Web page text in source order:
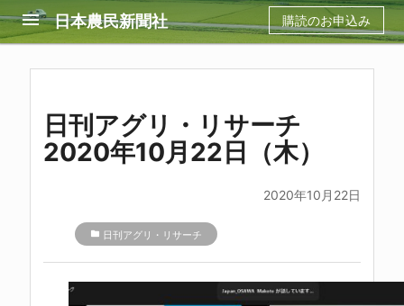
menu 日本農民新聞社 購読のお申込み
日刊アグリ・リサーチ
2020年10月22日（木）
2020年10月22日
folder 日刊アグリ・リサーチ